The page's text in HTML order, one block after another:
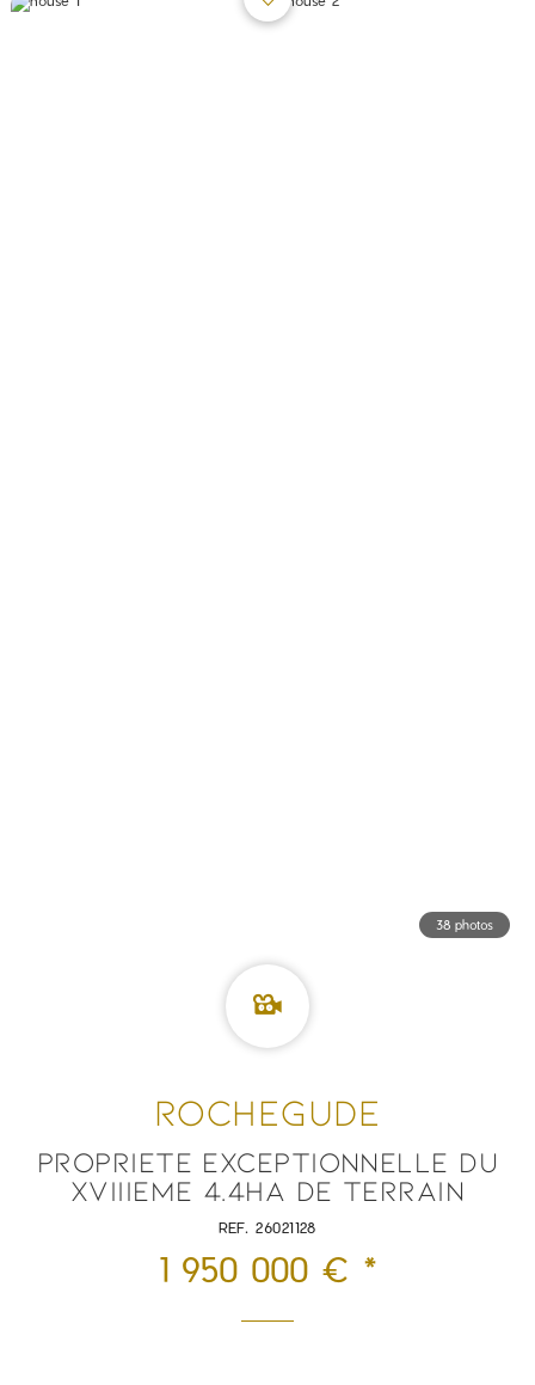
38 photos
ROCHEGUDE
PROPRIETE EXCEPTIONNELLE DU
XVIIIEME 4.4HA DE TERRAIN
REF. 26021128
1 950 000 € *